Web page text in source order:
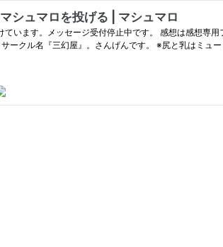
シュマロを投げる | マシュマロ
ています。メッセージ受付停止中です。 感想は感想
（X）DMでお願いします。 サークル名『三幻屋』。さんげんです。 ※尻と乳は